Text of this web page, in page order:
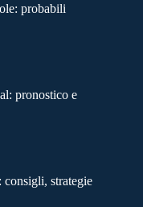
probabili
pronostico e
consigli, strategie